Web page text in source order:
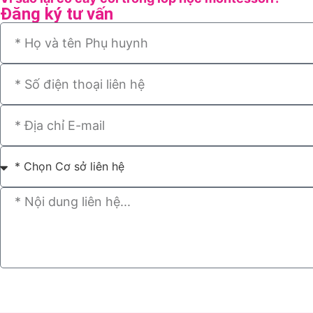
Đăng ký tư vấn